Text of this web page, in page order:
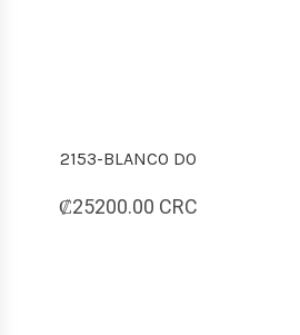
2153-BLANCO DO
₡25200.00 CRC